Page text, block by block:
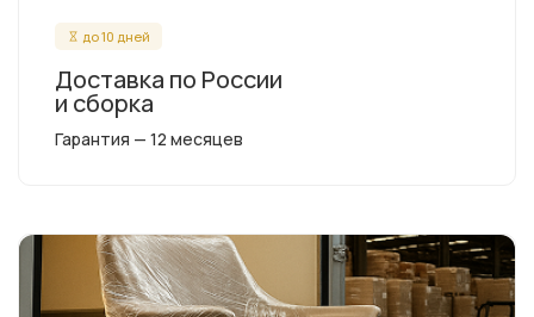
до 10 дней
Доставка по России
и сборка
Гарантия — 12 месяцев